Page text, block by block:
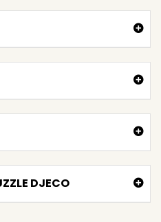
DJECO